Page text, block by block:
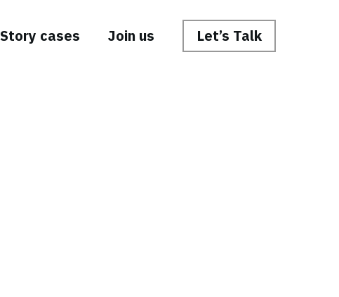
Story cases Join us Let’s Talk